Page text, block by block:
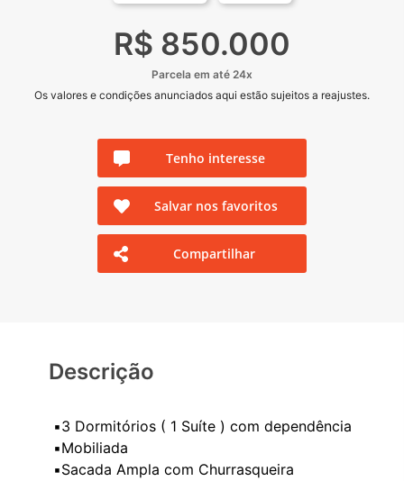
R$ 850.000
Parcela em até 24x
Os valores e condições anunciados aqui estão sujeitos a reajustes.
Tenho interesse
Salvar nos favoritos
Compartilhar
Descrição
▪️3 Dormitórios ( 1 Suíte ) com dependência
▪️Mobiliada
▪️Sacada Ampla com Churrasqueira